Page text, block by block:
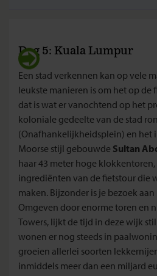
Dag 5: Kuala Lumpur
Een stad verkennen kan op vele
leukste manieren is om het op de
dat is wat er vanochtend op het
koloniale gedeelte van de stad
(Onafhankelijkheidsplein) en het
Moorse stijl gebouwde Sultan
haar 43 meter hoge
ingrediënten van de fietstour die
maken. Bijzonder is je bezoek aan
Omgeven door enorme toren en
Towers, lijkt de tijd in deze wijk
wonen er nog steeds in
groeien allerlei soorten
inmiddels meer dan een miljard